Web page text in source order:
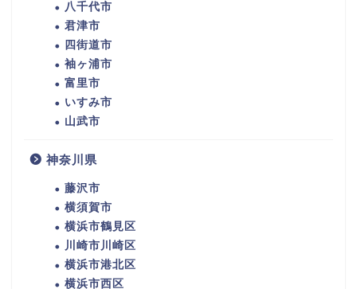
八千代市
君津市
四街道市
袖ヶ浦市
富里市
いすみ市
山武市
神奈川県
藤沢市
横須賀市
横浜市鶴見区
川崎市川崎区
横浜市港北区
横浜市西区